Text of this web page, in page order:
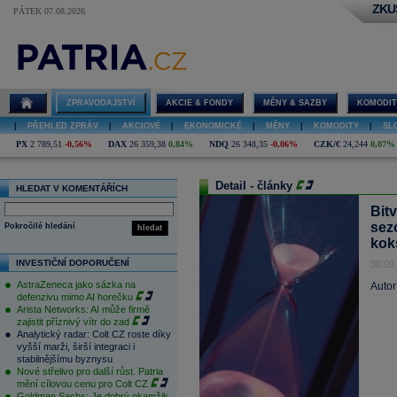
PÁTEK 07.08.2026
ZPRAVODAJSTVÍ AKCIE & FONDY MĚNY & SAZBY
PŘEHLED ZPRÁV AKCIOVÉ EKONOMICKÉ MĚNY KOMODITY
PX 2 789,51 -0,56% DAX 26 359,38 0,84% NDQ 26 348,35 -0,06% CZK/€ 24,244 0,07%
HLEDAT V KOMENTÁŘÍCH
hledat
Pokročilé hledání
INVESTIČNÍ DOPORUČENÍ
AstraZeneca jako sázka na
defenzivu mimo AI horečku
Arista Networks: AI může firmě
zajistit příznivý vítr do zad
Analytický radar: Colt CZ roste díky
vyšší marži, širší integraci i
stabilnějšímu byznysu
Nové střelivo pro další růst. Patria
mění cílovou cenu pro Colt CZ
Detail - články